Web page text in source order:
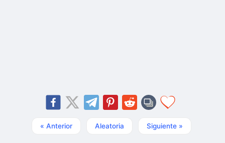
« Anterior Aleatoria Siguiente »